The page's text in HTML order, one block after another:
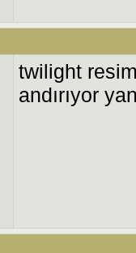
twilight
andırıyor